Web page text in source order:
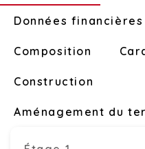
Données financières
Composition
Construction
Aménagement du